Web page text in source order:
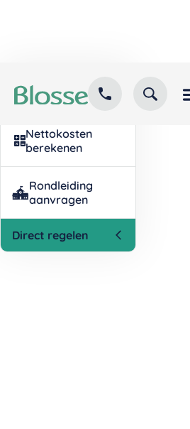
Kind inschrijven
opvang
Nettokosten
berekenen
Rondleiding
aanvragen
Direct regelen